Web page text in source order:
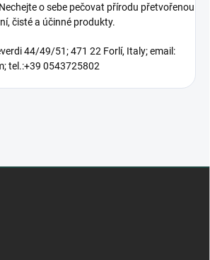
Nechejte o sebe pečovat přírodu přetvořenou
čisté a účinné produkty.
44/49/51; 471 22 Forlí, Italy; email:
tel.:+39 0543725802